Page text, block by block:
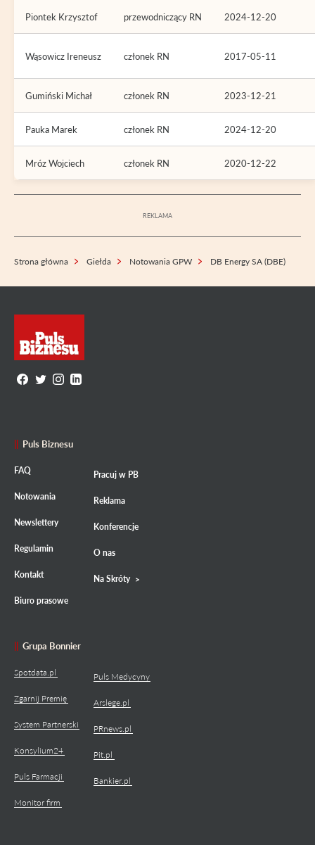
Piontek Krzysztof przewodniczący RN 2024-12-20
Wąsowicz Ireneusz członek RN 2017-05-11
Gumiński Michał członek RN 2023-12-21
Pauka Marek członek RN 2024-12-20
Mróz Wojciech członek RN 2020-12-22
Strona główna Giełda Notowania GPW DB Energy SA (DBE)
Puls Biznesu
FAQ
Notowania
Newslettery
Regulamin
Kontakt
Biuro prasowe
Pracuj w PB
Reklama
Konferencje
O nas
Na Skróty
Grupa Bonnier
Spotdata.pl
Zgarnij Premię
System Partnerski
Konsylium24
Puls Farmacji
Monitor firm
Puls Medycyny
Arslege.pl
PRnews.pl
Pit.pl
Bankier.pl